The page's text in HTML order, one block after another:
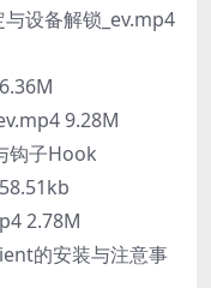
设备解锁_ev.mp4
9.28M
钩子Hook
2.78M
的安装与注意事